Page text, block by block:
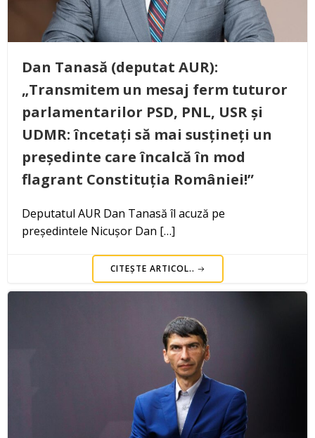
Dan Tanasă (deputat AUR):
„Transmitem un mesaj ferm tuturor
parlamentarilor PSD, PNL, USR și
UDMR: încetați să mai susțineți un
președinte care încalcă în mod
flagrant Constituția României!”
Deputatul AUR Dan Tanasă îl acuză pe
președintele Nicușor Dan […]
CITEȘTE ARTICOL..